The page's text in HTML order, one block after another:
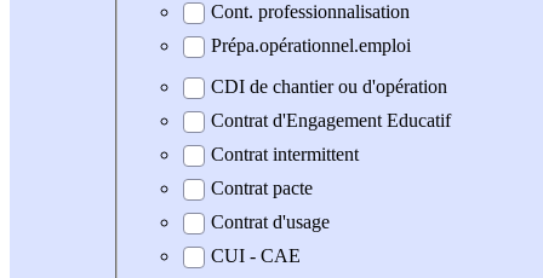
Cont. professionnalisation
Prépa.opérationnel.emploi
CDI de chantier ou d'opération
Contrat d'Engagement Educatif
Contrat intermittent
Contrat pacte
Contrat d'usage
CUI - CAE